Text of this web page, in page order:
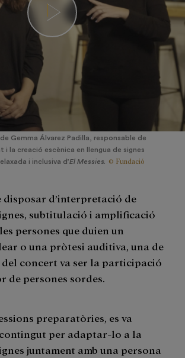
Gemma Álvarez Padilla, responsable de
i la creació escènica en llengua de signes
i inclusiva d’El Messies. © Fundació
disposar d’interpretació de
subtitulació i amplificació
persones que duien un
o una pròtesi auditiva, una de
concert va ser la participació
de persones sordes.
preparatòries, es va
per adaptar-lo a la
juntament amb una persona